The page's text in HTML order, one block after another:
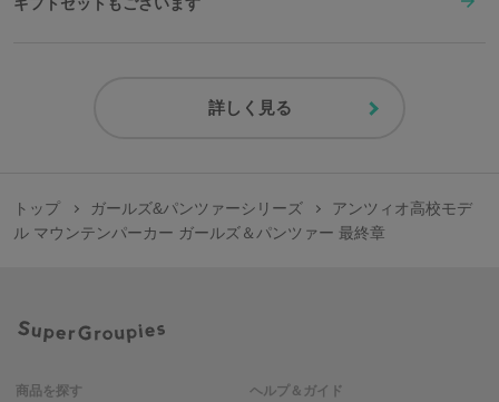
詳しく見る
トップ ガールズ&パンツァーシリーズ
アンツィオ高校モデ
ル マウンテンパーカー ガールズ＆パンツァー 最終章
商品を探す ヘルプ＆ガイド